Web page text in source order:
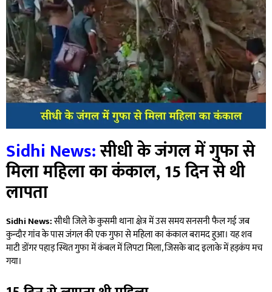
Sidhi News:सीधी के जंगल में गुफा से
मिला महिला का कंकाल, 15 दिन से थी
लापता
Sidhi News:सीधी जिले के कुसमी थाना क्षेत्र में उस समय सनसनी फैल गई जब
कुन्दौर गांव के पास जंगल की एक गुफा से महिला का कंकाल बरामद हुआ। यह शव
माटी डोंगर पहाड़ स्थित गुफा में कंबल में लिपटा मिला, जिसके बाद इलाके में हड़कंप मच
गया।